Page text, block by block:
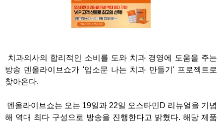
치과의사의 합리적인 소비를 도와 치과 경영에 도움을 주는
방송 덴올라이브쇼가 '입소문 나는 치과 만들기' 프로젝트로
찾아온다.
덴올라이브쇼는 오는 19일과 22일 오스타민D 리뉴얼을 기념
해 역대 최다 구성으로 방송을 진행한다고 밝혔다. 해당 제품